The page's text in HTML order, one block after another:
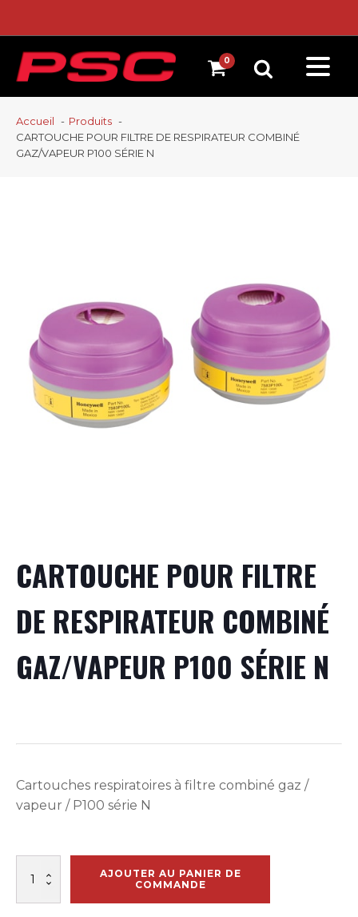
Accueil
Produits
CARTOUCHE POUR FILTRE DE RESPIRATEUR COMBINÉ
GAZ/VAPEUR P100 SÉRIE N
CARTOUCHE POUR FILTRE
DE RESPIRATEUR COMBINÉ
GAZ/VAPEUR P100 SÉRIE N
Cartouches respiratoires à filtre combiné gaz /
vapeur / P100 série N
CARTOUCHE
AJOUTER AU PANIER DE
COMMANDE